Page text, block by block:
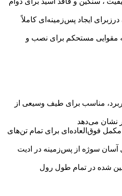
ایجاد پس‌زمینه‌ای کاملاً
مقوایی مستحکم برای نصب و
مناسب برای طیف وسیعی از
نشان می‌دهد
فوق‌العاده‌ای برای تمام تن‌های
سوژه از پس‌زمینه در ادیت
شده در تمام طول رول